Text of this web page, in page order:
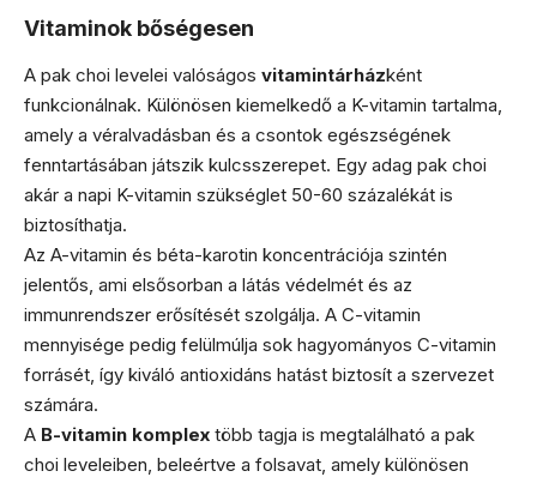
Vitaminok bőségesen
A pak choi levelei valóságos vitamintárházként
funkcionálnak. Különösen kiemelkedő a K-vitamin tartalma,
amely a véralvadásban és a csontok egészségének
fenntartásában játszik kulcsszerepet. Egy adag pak choi
akár a napi K-vitamin szükséglet 50-60 százalékát is
biztosíthatja.
Az A-vitamin és béta-karotin koncentrációja szintén
jelentős, ami elsősorban a látás védelmét és az
immunrendszer erősítését szolgálja. A C-vitamin
mennyisége pedig felülmúlja sok hagyományos C-vitamin
forrásét, így kiváló antioxidáns hatást biztosít a szervezet
számára.
A B-vitamin komplex több tagja is megtalálható a pak
choi leveleiben, beleértve a folsavat, amely különösen